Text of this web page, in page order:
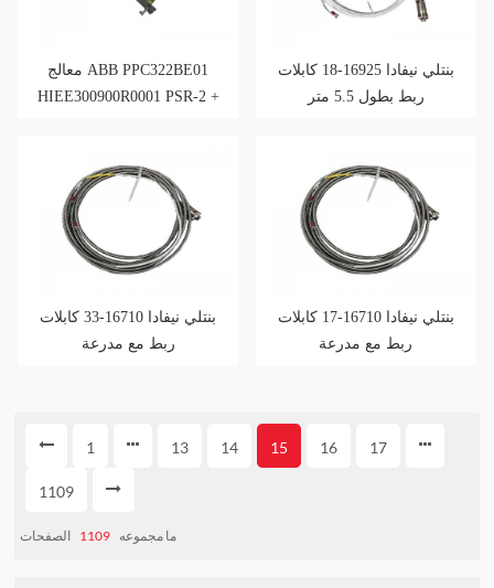
معالج ABB PPC322BE01
HIEE300900R0001 PSR-2 +
بنتلي نيفادا 16925-18 كابلات
ربط بطول 5.5 متر
بنتلي نيفادا 16710-33 كابلات
ربط مع مدرعة
بنتلي نيفادا 16710-17 كابلات
ربط مع مدرعة
1 13 14 15 16 17
1109
ما مجموعه 1109 الصفحات